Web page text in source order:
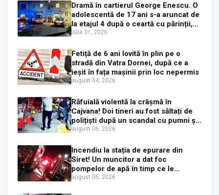
Dramă în cartierul George Enescu. O
adolescentă de 17 ani s-a aruncat de
la etajul 4 după o ceartă cu părinții,
pe fondul consumului de alcool în
iulie 31, 2026
Fetiță de 6 ani lovită în plin pe o
stradă din Vatra Dornei, după ce a
ieșit în fața mașinii prin loc nepermis
august 04, 2026
Răfuială violentă la crâșmă în
Cajvana! Doi tineri au fost săltați de
polițiști după un scandal cu pumni și
mașini distruse
august 06, 2026
Incendiu la stația de epurare din
Siret! Un muncitor a dat foc
pompelor de apă în timp ce le
alimenta cu combustibil
august 05, 2026